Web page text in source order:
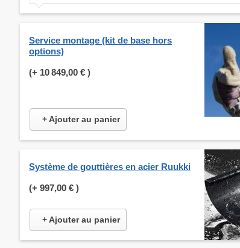
Service montage (kit de base hors
options)
(+ 10 849,00 € )
+ Ajouter au panier
Système de gouttières en acier Ruukki
(+ 997,00 € )
+ Ajouter au panier